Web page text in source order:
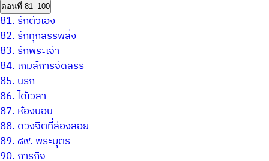
ตอนที่ 81–100
81. รักตัวเอง
82. รักทุกสรรพสิ่ง
83. รักพระเจ้า
84. เกมส์การจัดสรร
85. นรก
86.ได้เวลา
87. ห้องนอน
88. ดวงจิตที่ล่องลอย
89. ๘๙. พระบุตร
90. ภารกิจ